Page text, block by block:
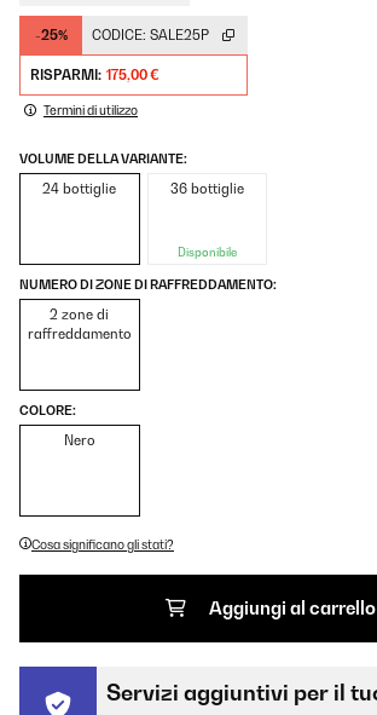
-25% CODICE: SALE25P
RISPARMI: 175,00 €
Termini di utilizzo
VOLUME DELLA VARIANTE:
24 bottiglie 36 bottiglie
Disponibile
NUMERO DI ZONE DI RAFFREDDAMENTO:
2 zone di
raffreddamento
COLORE:
Nero
Cosa significano gli stati?
Aggiungi al carrello
Servizi aggiuntivi per il